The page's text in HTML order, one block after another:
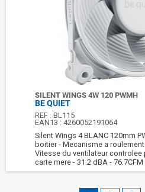
SILENT WINGS 4W 120 PWMH
BE QUIET
REF :BL115
EAN13 : 4260052191064
Silent Wings 4 BLANC 120mm
boitier - Mecanisme a
Vitesse du ventilateur controlee
carte mere - 31.2 dBA - 76.7CFM